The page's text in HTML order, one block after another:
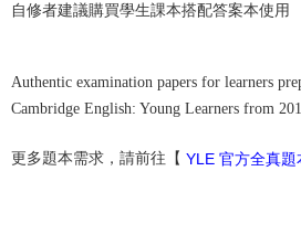
自修者建議購買學生課本搭配答案本使用
Authentic examination papers for learners
Cambridge English: Young Learners from
更多題本需求，請前往【 YLE 官方全真題